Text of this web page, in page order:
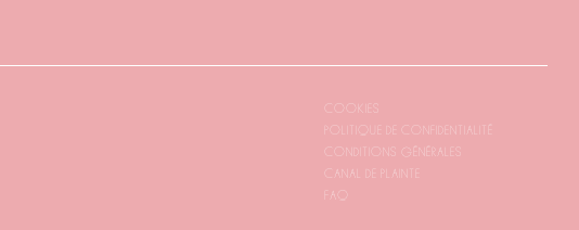
COOKIES
POLITIQUE DE CONFIDENTIALITÉ
CONDITIONS GÉNÉRALES
CANAL DE PLAINTE
FAQ